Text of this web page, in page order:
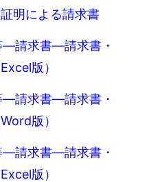
明による請求書
―請求書―請求書・
版）
―請求書―請求書・
版）
―請求書―請求書・
版）